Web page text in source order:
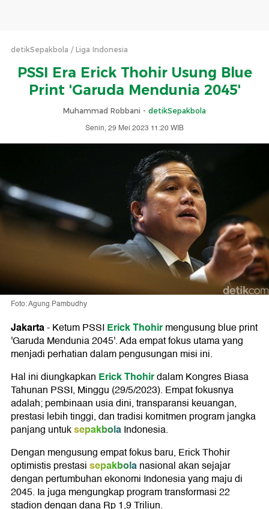
detikSepakbola Liga Indonesia
PSSI Era Erick Thohir Usung Blue
Print 'Garuda Mendunia 2045'
Muhammad Robbani - detikSepakbola
Senin, 29 Mei 2023 11:20 WIB
Foto: Agung Pambudhy
Jakarta-Ketum PSSIErick Thohirmengusung blue print
'Garuda Mendunia 2045'. Ada empat fokus utama yang
menjadi perhatian dalam pengusungan misi ini.
Hal ini diungkapkan Erick Thohirdalam Kongres Biasa
Tahunan PSSI, Minggu (29/5/2023). Empat fokusnya
adalah; pembinaan usia dini, transparansi keuangan,
prestasi lebih tinggi, dan tradisi komitmen program jangka
panjang untuksepakbolaIndonesia.
Dengan mengusung empat fokus baru, Erick Thohir
optimistis prestasisepakbolanasional akan sejajar
dengan pertumbuhan ekonomi Indonesia yang maju di
2045. Ia juga mengungkap program transformasi 22
stadion dengan dana Rp 1,9 Triliun.